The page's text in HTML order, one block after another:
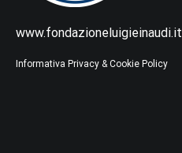
www.fondazioneluigieinaudi.it
Informativa Privacy & Cookie Policy